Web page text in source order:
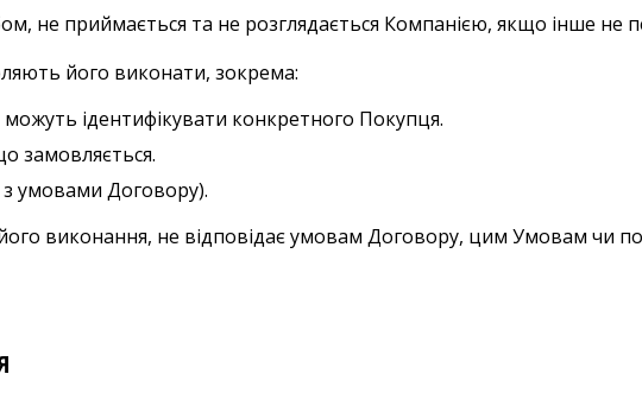
не приймається та не розглядається Компанією, якщо інше не
його виконати, зокрема:
ідентифікувати конкретного Покупця.
замовляється.
з умовами Договору).
виконання, не відповідає умовам Договору, цим Умовам чи